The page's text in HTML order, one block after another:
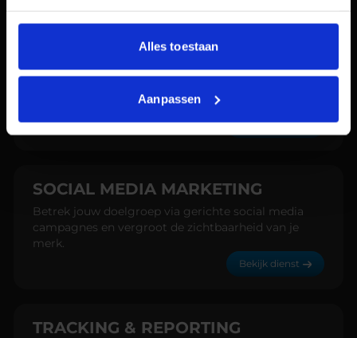
Alles toestaan
Aanpassen
Analyseer en verbeter je website om de
conversieratio te verhogen.
Bekijk dienst
SOCIAL MEDIA MARKETING
Betrek jouw doelgroep via gerichte social media
campagnes en vergroot de zichtbaarheid van je
merk.
Bekijk dienst
TRACKING & REPORTING